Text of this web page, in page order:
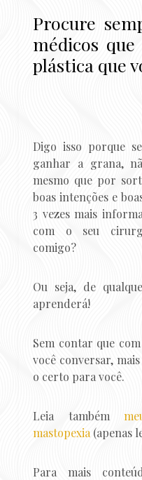
Procure
médicos
plástica que
Digo isso porque
ganhar a grana,
mesmo que por
boas intenções e
3 vezes mais
com o seu
comigo?
Ou seja, de
aprenderá!
Sem contar que
você conversar,
o certo para você.
Leia também
mastopexia (apenas
Para mais